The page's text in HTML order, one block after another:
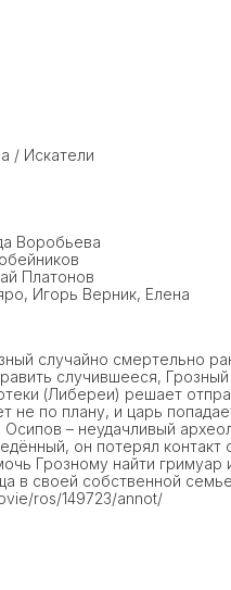
/ Искатели
Воробьева
Платонов
Игорь Верник, Елена
случайно смертельно
случившееся,
(Либереи) решает
не по плану, и царь
– неудачливый
он потерял контакт
Грозному найти гримуар
в своей собственной
ros/149723/annot/